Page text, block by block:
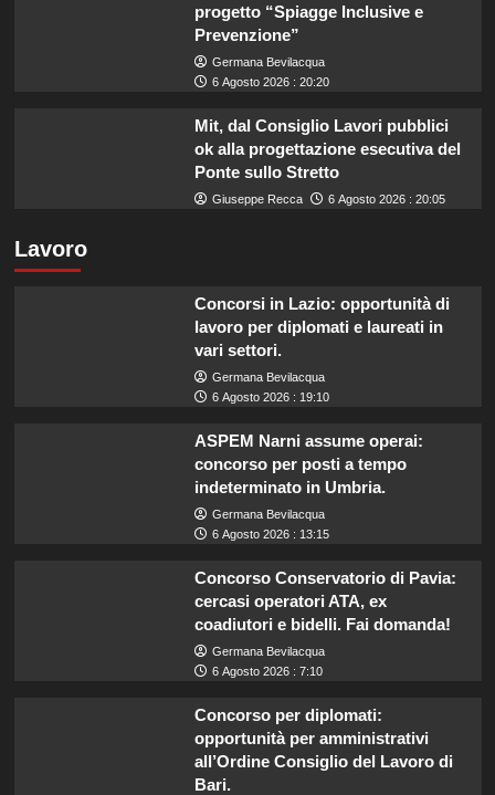
progetto “Spiagge Inclusive e
Prevenzione”
Germana Bevilacqua
6 Agosto 2026 : 20:20
Mit, dal Consiglio Lavori pubblici
ok alla progettazione esecutiva del
Ponte sullo Stretto
Giuseppe Recca 6 Agosto 2026 : 20:05
Lavoro
Concorsi in Lazio: opportunità di
lavoro per diplomati e laureati in
vari settori.
Germana Bevilacqua
6 Agosto 2026 : 19:10
ASPEM Narni assume operai:
concorso per posti a tempo
indeterminato in Umbria.
Germana Bevilacqua
6 Agosto 2026 : 13:15
Concorso Conservatorio di Pavia:
cercasi operatori ATA, ex
coadiutori e bidelli. Fai domanda!
Germana Bevilacqua
6 Agosto 2026 : 7:10
Concorso per diplomati:
opportunità per amministrativi
all’Ordine Consiglio del Lavoro di
Bari.